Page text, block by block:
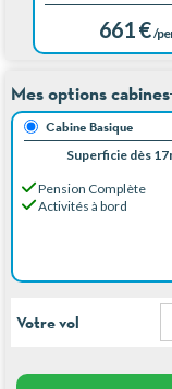
661 € /
Mes options cabines
Cabine Basique
Superficie dès
Pension Complète
Activités à bord
Votre vol